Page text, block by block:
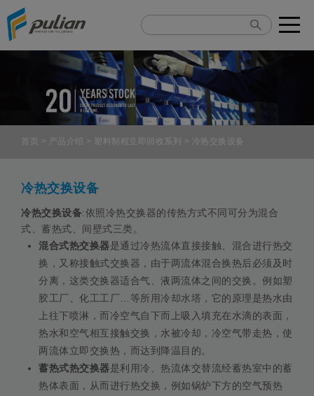
首页 > 产品介绍 > 塑料制程立即回收系列 > 冷热交换设备
冷热交换设备
冷热交换设备:依照冷热交换器的传热方式不同可分为混合
式、蓄热式、间壁式三类。
混合式热交换器是通过冷热流体直接接触、混合进行热交
换，又称接触式交换器，由于两流体混合换热后必须及时
分离，这类交换器适合气、液两流体之间的交换。例如塑
胶工厂、化工工厂…等所用冷却水塔，它的原理是热水由
上往下喷淋，而冷空气自下而上吸入填充在水滴的表面，
热水和空气相互接触交换，水被冷却，冷空气带走热，使
两流体立即交换热，而达到降温目的。
蓄热式热交换器是利用冷、热流体交替流经蓄热室中的蓄
热体表面，从而进行热交换，例如锅炉下方的空气预热
Cookie管理面板